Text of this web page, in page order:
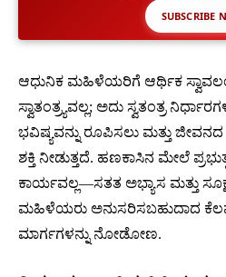
SUBSCRIBE
ಆಧುನಿಕ ಮಹಿಳೆಯರಿಗೆ ಆರ್ಥಿಕ
ಸ್ವಾತಂತ್ರ್ಯವಲ್ಲ; ಅದು ಸ್ವತಂತ್ರ
ಭವಿಷ್ಯವನ್ನು ರೂಪಿಸಲು ಮತ್ತು
ಶಕ್ತಿ ನೀಡುತ್ತದೆ. ಹಣಕಾಸಿನ ಮೇಲೆ
ಕಾರ್ಯವಲ್ಲ—ಸತತ ಅಭ್ಯಾಸ ಮತ್ತು
ಮಹಿಳೆಯರು ಅನುಸರಿಸಬಹುದಾದ
ಮಾರ್ಗಗಳನ್ನು ನೋಡೋಣ.